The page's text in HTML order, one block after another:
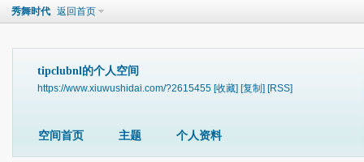
秀舞时代 返回首页
tipclubnl的个人空间
https://www.xiuwushidai.com/?2615455 [收藏] [复制] [RSS]
空间首页 主题 个人资料